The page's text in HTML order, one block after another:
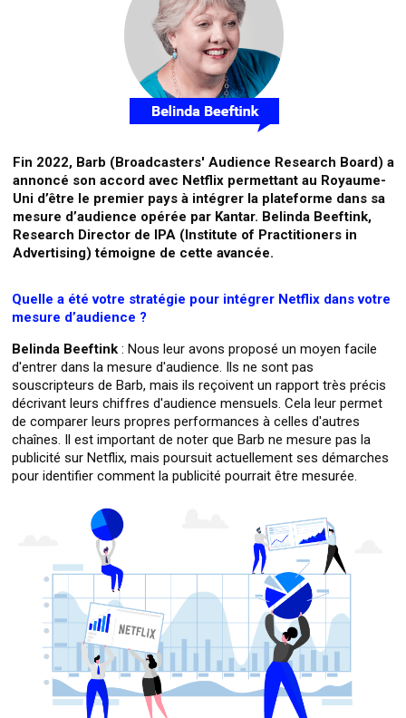
Fin 2022, Barb (Broadcasters' Audience Research Board) a
annoncé son accord avec Netflix permettant au Royaume-
Uni d’être le premier pays à intégrer la plateforme dans sa
mesure d’audience opérée par Kantar. Belinda Beeftink,
Research Director de IPA (Institute of Practitioners in
Advertising) témoigne de cette avancée.
Quelle a été votre stratégie pour intégrer Netflix dans votre
mesure d’audience ?
Belinda Beeftink : Nous leur avons proposé un moyen facile
d'entrer dans la mesure d'audience. Ils ne sont pas
souscripteurs de Barb, mais ils reçoivent un rapport très précis
décrivant leurs chiffres d'audience mensuels. Cela leur permet
de comparer leurs propres performances à celles d'autres
chaînes. Il est important de noter que Barb ne mesure pas la
publicité sur Netflix, mais poursuit actuellement ses démarches
pour identifier comment la publicité pourrait être mesurée.